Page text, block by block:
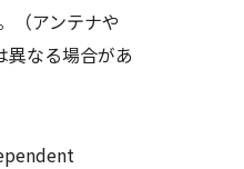
（アンテナや
異なる場合があ